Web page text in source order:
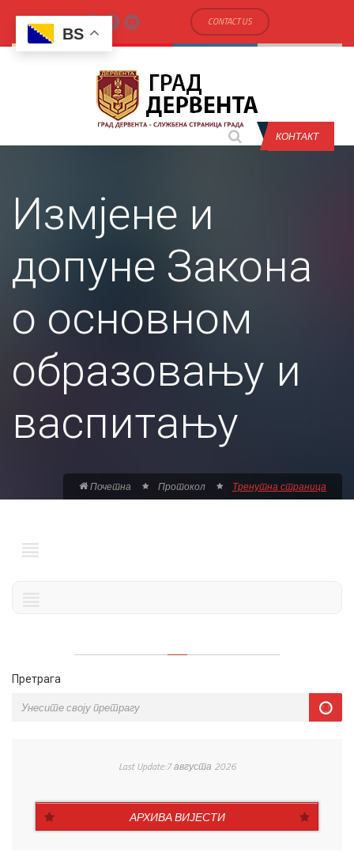
CONTACT US
КОНТАКТ
Измјене и
допуне Закона
о основном
образовању и
васпитању
Почетна Протокол Тренутна страница
Претрага
Last Update:7 августа 2026
АРХИВА ВИЈЕСТИ
BS